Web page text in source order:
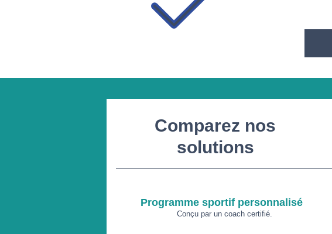
Comparez nos
solutions
Programme sportif personnalisé
Conçu par un coach certifié.